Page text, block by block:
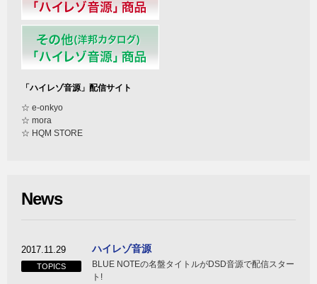
「ハイレゾ音源」配信サイト
☆ e-onkyo
☆ mora
☆ HQM STORE
News
2017.11.29
TOPICS
ハイレゾ音源
BLUE NOTEの名盤タイトルがDSD音源で配信スター
ト!